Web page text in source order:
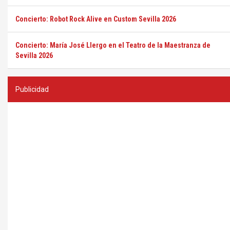
Concierto: Robot Rock Alive en Custom Sevilla 2026
Concierto: María José Llergo en el Teatro de la Maestranza de
Sevilla 2026
Publicidad